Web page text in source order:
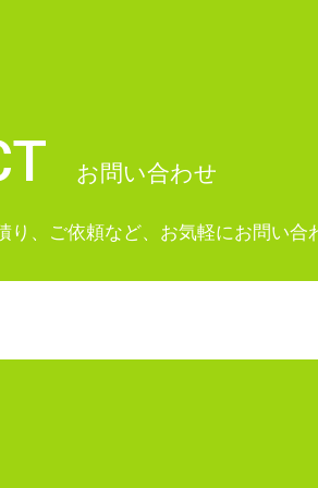
お問い合わせ
り、ご依頼など、お気軽にお問い合